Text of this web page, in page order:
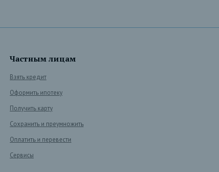
Частным лицам
Взять кредит
Оформить ипотеку
Получить карту
Сохранить и преумножить
Оплатить и перевести
Сервисы